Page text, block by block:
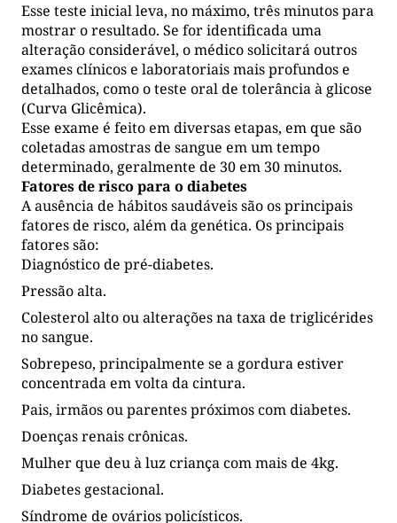
Esse teste inicial leva, no máximo, três minutos para
mostrar o resultado. Se for identificada uma
alteração considerável, o médico solicitará outros
exames clínicos e laboratoriais mais profundos e
detalhados, como o teste oral de tolerância à glicose
(Curva Glicêmica).
Esse exame é feito em diversas etapas, em que são
coletadas amostras de sangue em um tempo
determinado, geralmente de 30 em 30 minutos.
Fatores de risco para o diabetes
A ausência de hábitos saudáveis são os principais
fatores de risco, além da genética. Os principais
fatores são:
Diagnóstico de pré-diabetes.
Pressão alta.
Colesterol alto ou alterações na taxa de triglicérides
no sangue.
Sobrepeso, principalmente se a gordura estiver
concentrada em volta da cintura.
Pais, irmãos ou parentes próximos com diabetes.
Doenças renais crônicas.
Mulher que deu à luz criança com mais de 4kg.
Diabetes gestacional.
Síndrome de ovários policísticos.